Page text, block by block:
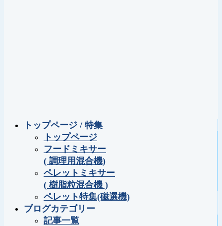
トップページ / 特集
トップページ
フードミキサー
( 調理用混合機)
ペレットミキサー
( 樹脂粒混合機 )
ペレット特集(磁選機)
ブログカテゴリー
記事一覧